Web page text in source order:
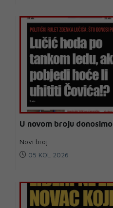
U novom broju donosimo
Novi broj
05 KOL 2026